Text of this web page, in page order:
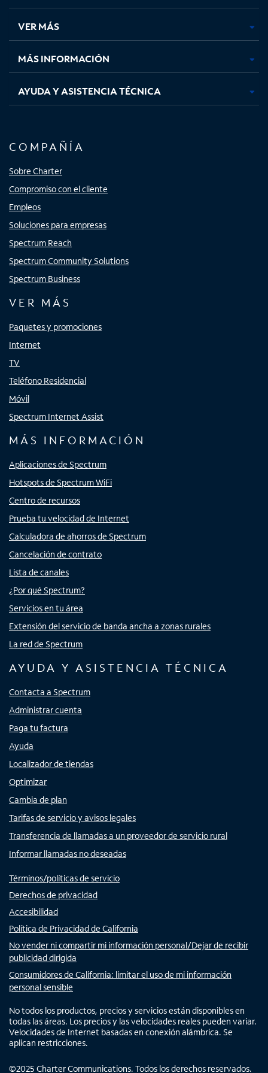
en
pestaña
nueva
en
pestaña
nueva
en
pestaña
nueva
en
nueva
VER MÁS
MÁS INFORMACIÓN
AYUDA Y ASISTENCIA TÉCNICA
COMPAÑÍA
Sobre Charter
Compromiso con el cliente
Empleos
Soluciones para empresas
Spectrum Reach
Spectrum Community Solutions
Spectrum Business
VER MÁS
Paquetes y promociones
Internet
TV
Teléfono Residencial
Móvil
Spectrum Internet Assist
MÁS INFORMACIÓN
Aplicaciones de Spectrum
Hotspots de Spectrum WiFi
Centro de recursos
Prueba tu velocidad de Internet
Calculadora de ahorros de Spectrum
Cancelación de contrato
Lista de canales
¿Por qué Spectrum?
Servicios en tu área
Extensión del servicio de banda ancha a zonas rurales
La red de Spectrum
AYUDA Y ASISTENCIA TÉCNICA
Contacta a Spectrum
Administrar cuenta
Paga tu factura
Ayuda
Localizador de tiendas
Optimizar
Cambia de plan
Tarifas de servicio y avisos legales
Transferencia de llamadas a un proveedor de servicio rural
Informar llamadas no deseadas
Términos/políticas de servicio
Derechos de privacidad
Accesibilidad
Política de Privacidad de California
No vender ni compartir mi información personal/Dejar de recibir
publicidad dirigida
Consumidores de California: limitar el uso de mi información
personal sensible
No todos los productos, precios y servicios están disponibles en
todas las áreas. Los precios y las velocidades reales pueden variar.
Velocidades de Internet basadas en conexión alámbrica. Se
aplican restricciones.
©2025 Charter Communications. Todos los derechos reservados.